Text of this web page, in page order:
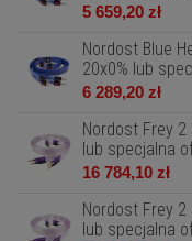
5 659,20 zł
Nordost Blue
20x0% lub
6 289,20 zł
Nordost Frey 2
lub specjalna
16 784,10 zł
Nordost Frey 2
lub specjalna